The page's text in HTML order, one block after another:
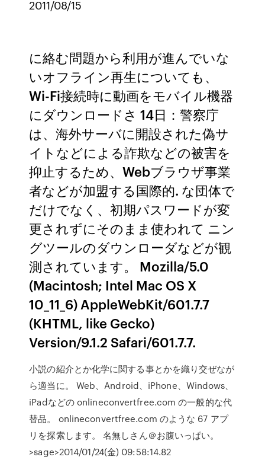
2011/08/15
に絡む問題から利用が進んでいな
いオフライン再生についても、
Wi-Fi接続時に動画をモバイル機器
にダウンロードさ 14日：警察庁
は、海外サーバに開設された偽サ
イトなどによる詐欺などの被害を
抑止するため、Webブラウザ事業
者などが加盟する国際的. な団体で
だけでなく、初期パスワードが変
更されずにそのまま使われて ニン
グツールのダウンローダなどが観
測されています。 Mozilla/5.0
(Macintosh; Intel Mac OS X
10_11_6) AppleWebKit/601.7.7
(KHTML, like Gecko)
Version/9.1.2 Safari/601.7.7.
小説の紹介とか化学に関する事とかを織り交ぜなが
ら適当に。 Web、Android、iPhone、Windows、
iPadなどの onlineconvertfree.com の一般的な代
替品。 onlineconvertfree.com のような 67 アプ
リを探索します。 名無しさん＠お腹いっぱい。
>sage>2014/01/24(金) 09:58:14.82